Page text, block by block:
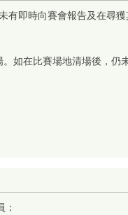
即時向賽會報告及在尋
如在比賽場地清場後，仍